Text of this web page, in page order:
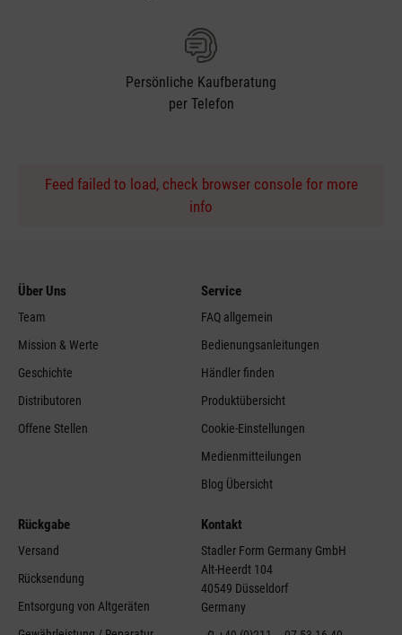
Persönliche Kaufberatung
per Telefon
Feed failed to load, check browser console for more
info
Über Uns
Team
Mission & Werte
Geschichte
Distributoren
Offene Stellen
Service
FAQ allgemein
Bedienungsanleitungen
Händler finden
Produktübersicht
Cookie-Einstellungen
Medienmitteilungen
Blog Übersicht
Rückgabe
Versand
Rücksendung
Entsorgung von Altgeräten
Kontakt
Stadler Form Germany GmbH
Alt-Heerdt 104
40549 Düsseldorf
Germany